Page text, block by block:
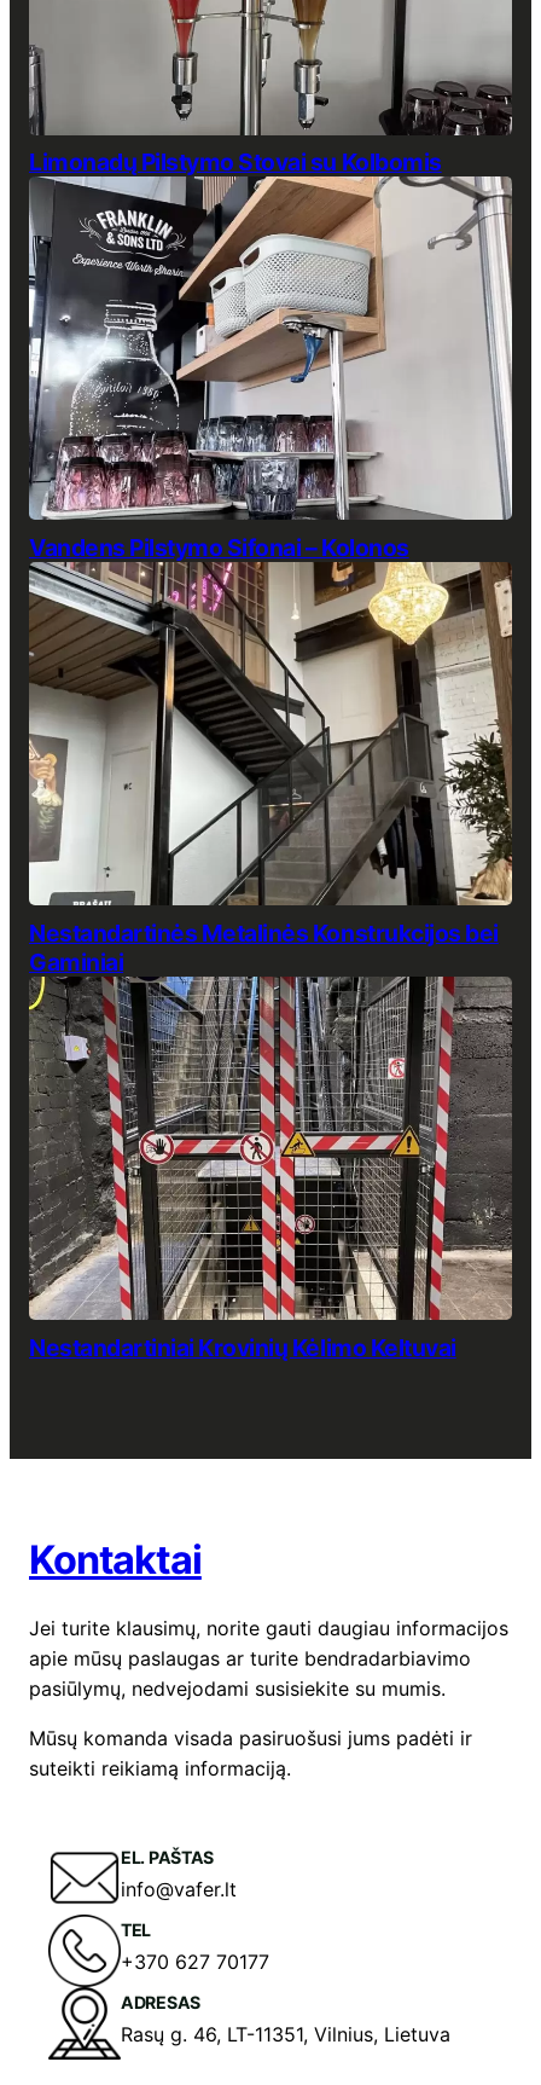
Limonadų Pilstymo Stovai su Kolbomis
Vandens Pilstymo Sifonai – Kolonos
Nestandartinės Metalinės Konstrukcijos bei
Gaminiai
Nestandartiniai Krovinių Kėlimo Keltuvai
Kontaktai
Jei turite klausimų, norite gauti daugiau informacijos
apie mūsų paslaugas ar turite bendradarbiavimo
pasiūlymų, nedvejodami susisiekite su mumis.
Mūsų komanda visada pasiruošusi jums padėti ir
suteikti reikiamą informaciją.
EL. PAŠTAS
info@vafer.lt
TEL
+370 627 70177
ADRESAS
Rasų g. 46, LT-11351, Vilnius, Lietuva